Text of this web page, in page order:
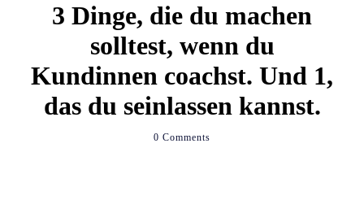
3 Dinge, die du machen
solltest, wenn du
Kundinnen coachst. Und 1,
das du seinlassen kannst.
0 Comments